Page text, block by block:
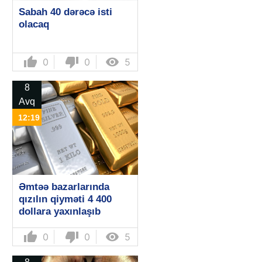
Sabah 40 dərəcə isti
olacaq
thumb_up 0 thumb_down 0  5
8
Avq
12:19
Əmtəə bazarlarında
qızılın qiyməti 4 400
dollara yaxınlaşıb
thumb_up 0 thumb_down 0  5